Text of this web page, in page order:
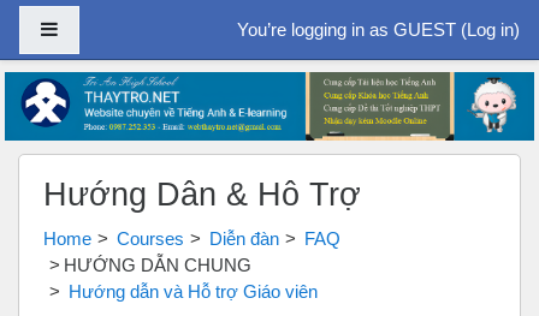
Skip to main content
You’re logging in as GUEST (Log in)
Hướng Dẫn & Hỗ Trợ
Home Courses Diễn đàn
FAQ
HƯỚNG DẪN CHUNG
Hướng dẫn và Hỗ trợ Giáo viên